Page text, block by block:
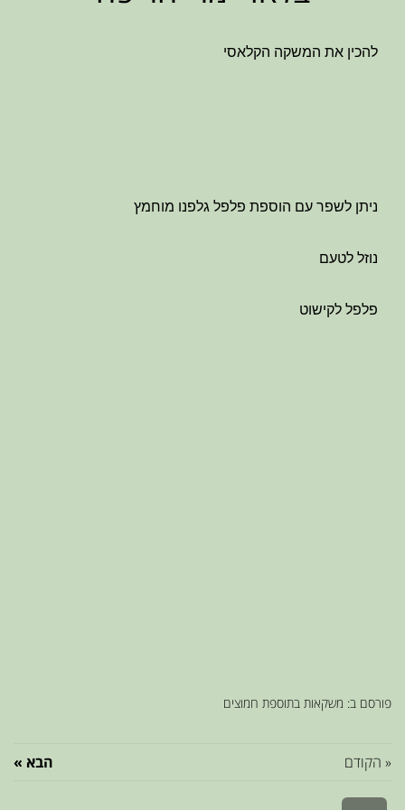
להכין את המשקה הקלאסי
ניתן לשפר עם הוספת פלפל גלפנו מוחמץ
נוזל לטעם
פלפל לקישוט
פורסם ב: משקאות בתוספת חמוצים
« הקודם הבא »